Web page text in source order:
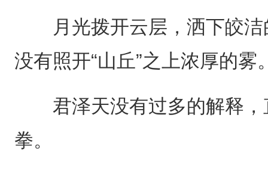
月光拨开云层，洒下皎洁
没有照开“山丘”之上浓厚的雾
君泽天没有过多的解释，
拳。